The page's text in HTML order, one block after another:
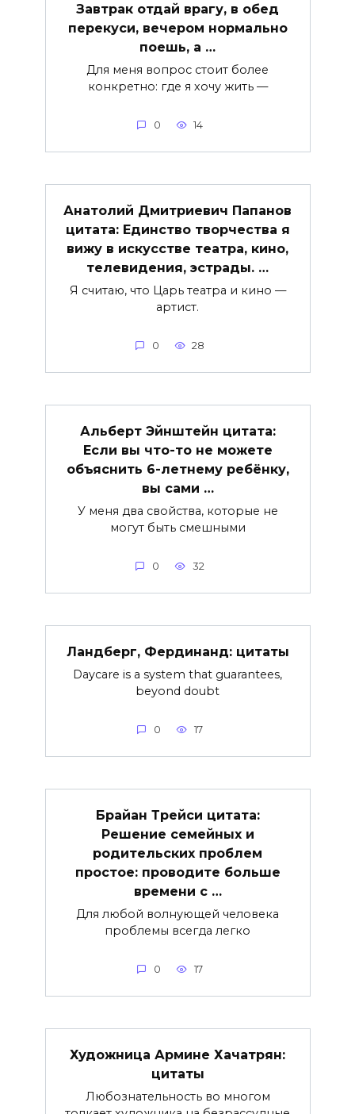
Завтрак отдай врагу, в обед
перекуси, вечером нормально
поешь, а …
Для меня вопрос стоит более
конкретно: где я хочу жить —
0 14
Анатолий Дмитриевич Папанов
цитата: Единство творчества я
вижу в искусстве театра, кино,
телевидения, эстрады. …
Я считаю, что Царь театра и кино —
артист.
0 28
Альберт Эйнштейн цитата:
Если вы что-то не можете
объяснить 6-летнему ребёнку,
вы сами …
У меня два свойства, которые не
могут быть смешными
0 32
Ландберг, Фердинанд: цитаты
Daycare is a system that guarantees,
beyond doubt
0 17
Брайан Трейси цитата:
Решение семейных и
родительских проблем
простое: проводите больше
времени с …
Для любой волнующей человека
проблемы всегда легко
0 17
Художница Армине Хачатрян:
цитаты
Любознательность во многом